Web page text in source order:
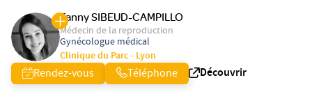
Fanny SIBEUD-CAMPILLO
Médecin de la reproduction
Gynécologue médical
Clinique du Parc - Lyon
Rendez-vous Téléphone Découvrir